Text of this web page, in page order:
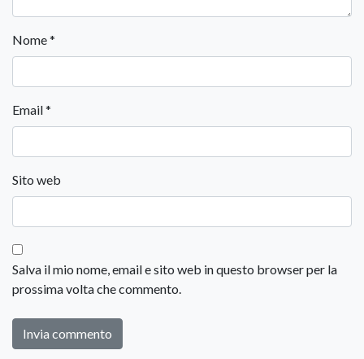
Nome*
Email*
Sito web
Salva il mio nome, email e sito web in questo browser per la
prossima volta che commento.